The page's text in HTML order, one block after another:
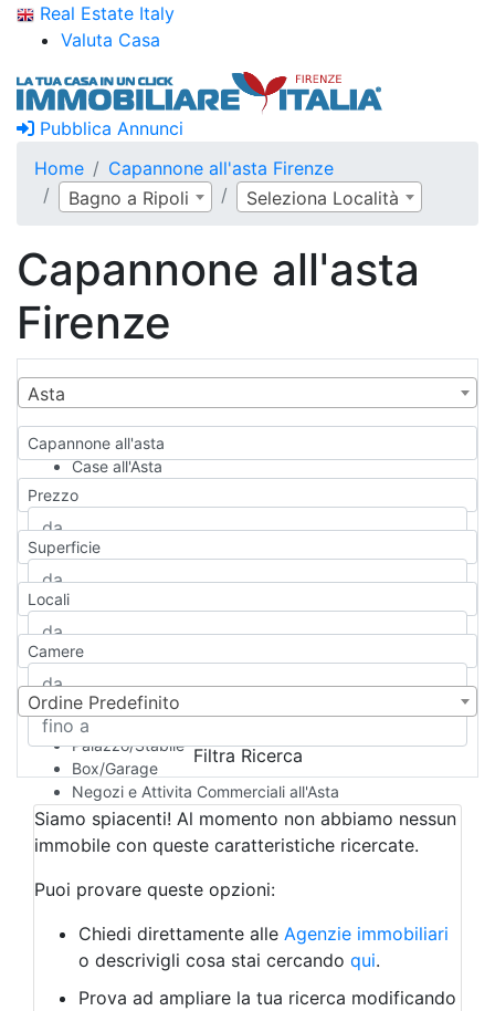
Real Estate Italy
Valuta Casa
Pubblica Annunci
Home
Capannone all'asta Firenze
Bagno a Ripoli
Seleziona Località
Capannone all'asta
Firenze
Asta
Capannone all'asta
Case all'Asta
Qualsiasi
Appartamento
Casa indipendente
Casa Semi-indipendente
Attico/Mansarda
Rustico/Casale
Camera d'Albergo
Multiproprietà
Palazzo/Stabile
Box/Garage
Negozi e Attivita Commerciali all'Asta
Qualsiasi
Attività/Licenza Commerciale
Azienda Agricola
Bar/Ristorante
Albergo
Laboratorio Artigianale
Negozio/locale commerciale
Agriturismo
Prezzo
Superficie
Locali
Camere
Ordine Predefinito
Filtra Ricerca
Siamo spiacenti! Al momento non abbiamo nessun
immobile con queste caratteristiche ricercate.
Puoi provare queste opzioni:
Chiedi direttamente alle Agenzie immobiliari
o descrivigli cosa stai cercando qui.
Prova ad ampliare la tua ricerca modificando